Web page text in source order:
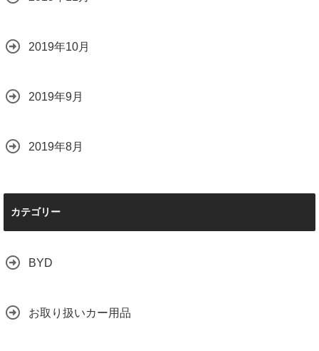
2019年10月
2019年9月
2019年8月
カテゴリー
BYD
お取り扱いカー用品